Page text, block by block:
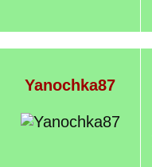
Yanochka87